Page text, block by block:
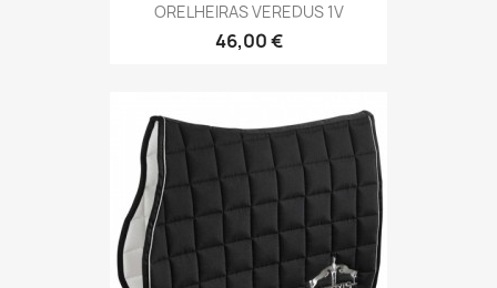
ORELHEIRAS VEREDUS 1V
46,00 €